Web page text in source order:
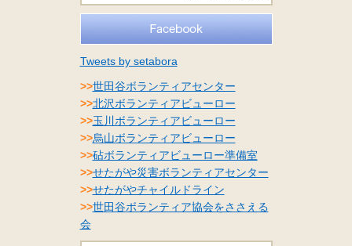
Tweets by setabora
>>世田谷ボランティアセンター
>>北沢ボランティアビューロー
>>玉川ボランティアビューロー
>>烏山ボランティアビューロー
>>砧ボランティアビューロー準備室
>>せたがや災害ボランティアセンター
>>せたがやチャイルドライン
>>世田谷ボランティア協会をささえる
会